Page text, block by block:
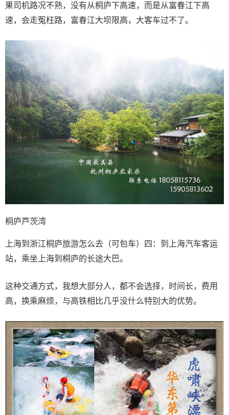
果司机路况不熟，没有从桐庐下高速，而是从富春江下高
速，会走冤枉路，富春江大坝限高，大客车过不了。
桐庐芦茨湾
上海到浙江桐庐旅游怎么去（可包车）四：到上海汽车客运
站，乘坐上海到桐庐的长途大巴。
这种交通方式，我想大部分人，都不会选择，时间长，费用
高，换乘麻烦，与高铁相比几乎没什么特别大的优势。